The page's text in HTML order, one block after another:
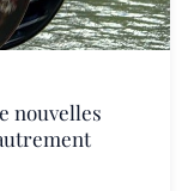
nouvelles